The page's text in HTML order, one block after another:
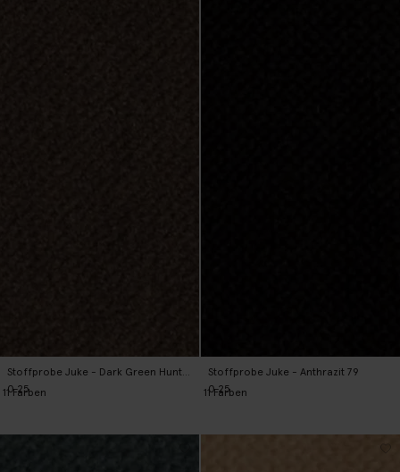
Stoffprobe Juke - Dark Green Hunter 156
0.25
11Farben
Stoffprobe Juke - Anthrazit 79
0.25
11Farben